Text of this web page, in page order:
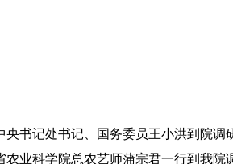
央书记处书记、国务委员王小洪到院
农业科学院总农艺师蒲宗君一行到我院